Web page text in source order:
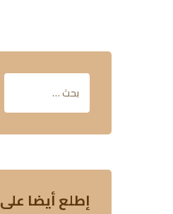
إطلع أيضا على